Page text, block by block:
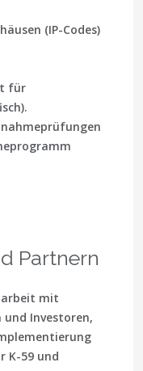
(IP-Codes)
für
Partnern
mit
Investoren,
K-59 und